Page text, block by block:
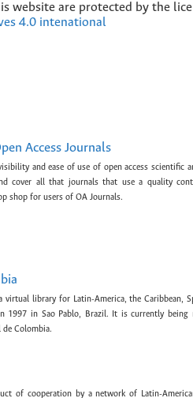
website are protected by the
4.0 intenational
Access Journals
and ease of use of open access scientific
cover all that journals that use a quality
shop for users of OA Journals.
virtual library for Latin-America, the Caribbean,
1997 in Sao Pablo, Brazil. It is currently being
de Colombia.
of cooperation by a network of Latin-